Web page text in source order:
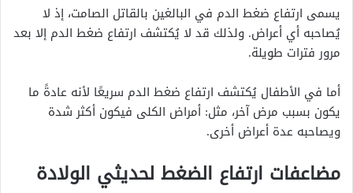
يسمى ارتفاع ضغط الدم في البالغين بالقاتل الصامت، إذ لا
يُصاحبه أي أعراض. ولذلك قد لا يُكتشف ارتفاع ضغط الدم إلا بعد
مرور فترات طويلة.
أما في الأطفال يُكتشف ارتفاع ضغط الدم سريعًا لأنه عادةً ما
يكون بسبب مرض آخر، مثل: أمراض الكلى فيكون أكثر شدة
ويصاحبه عدة أعراض أخرى.
مضاعفات ارتفاع الضغط لحديثي الولادة